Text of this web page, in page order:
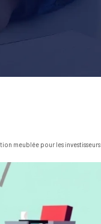
meublée pour les investisseurs